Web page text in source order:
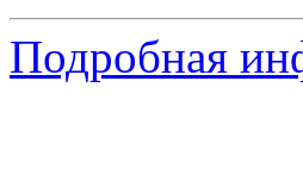
Подробная